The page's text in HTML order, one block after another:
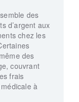
des
d’argent aux
chez les
des
couvrant
frais
à